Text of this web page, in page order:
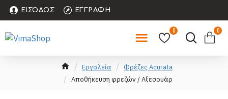
ΕΊΣΟΔΟΣ ΕΓΓΡΑΦΉ
0 0
Εργαλεία
Φρέζες Acurata
Αποθήκευση φρεζών / Αξεσουάρ